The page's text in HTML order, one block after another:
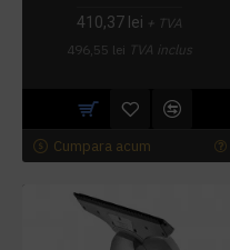
410,37 lei + TVA
496,55 lei TVA inclus
Cumpara acum